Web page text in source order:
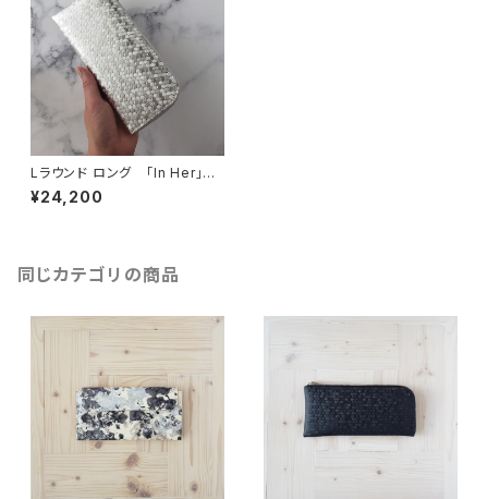
Lラウンド ロング 「In Her」シ
ルバー
¥24,200
同じカテゴリの商品